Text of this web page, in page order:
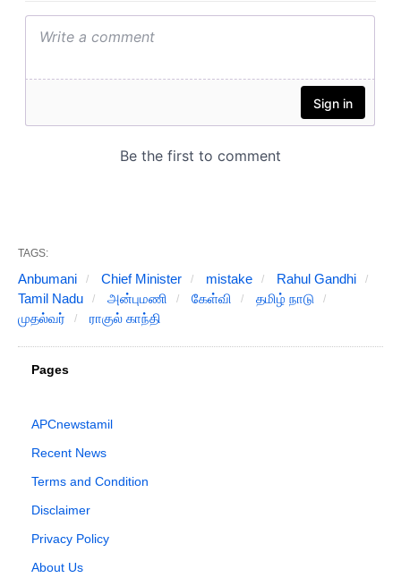
TAGS:
Anbumani Chief Minister mistake
Rahul Gandhi
Tamil Nadu
அன்புமணி கேள்வி
தமிழ் நாடு
முதல்வர்
ராகுல் காந்தி
Pages
APCnewstamil
Recent News
Terms and Condition
Disclaimer
Privacy Policy
About Us